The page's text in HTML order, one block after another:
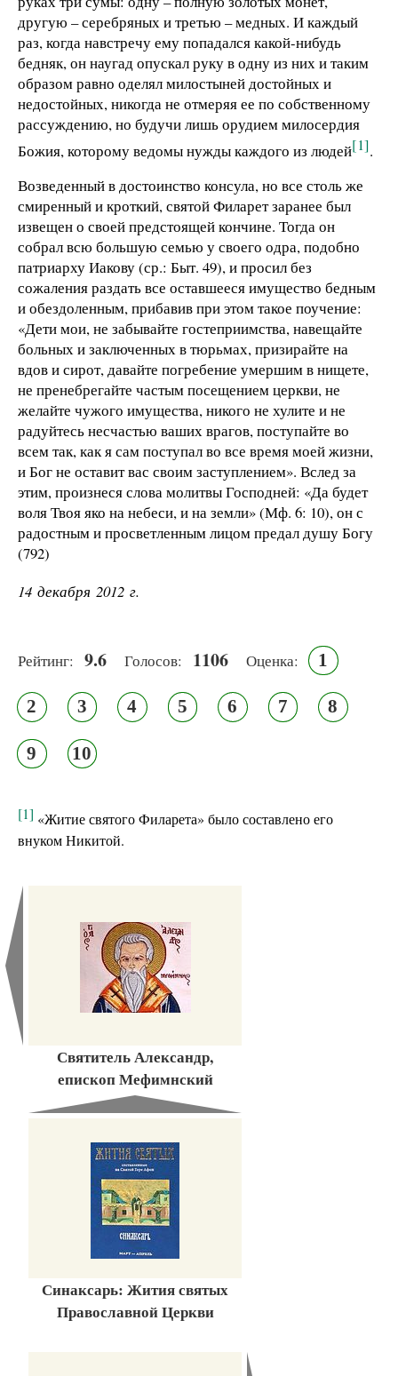
другую – серебряных и третью – медных. И каждый
раз, когда навстречу ему попадался какой-нибудь
бедняк, он наугад опускал руку в одну из них и таким
образом равно оделял милостыней достойных и
недостойных, никогда не отмеряя ее по собственному
рассуждению, но будучи лишь орудием милосердия
Божия, которому ведомы нужды каждого из людей[1].
Возведенный в достоинство консула, но все столь же
смиренный и кроткий, святой Филарет заранее был
извещен о своей предстоящей кончине. Тогда он
собрал всю большую семью у своего одра, подобно
патриарху Иакову (ср.: Быт. 49), и просил без
сожаления раздать все оставшееся имущество бедным
и обездоленным, прибавив при этом такое поучение:
«Дети мои, не забывайте гостеприимства, навещайте
больных и заключенных в тюрьмах, призирайте на
вдов и сирот, давайте погребение умершим в нищете,
не пренебрегайте частым посещением церкви, не
желайте чужого имущества, никого не хулите и не
радуйтесь несчастью ваших врагов, поступайте во
всем так, как я сам поступал во все время моей жизни,
и Бог не оставит вас своим заступлением». Вслед за
этим, произнеся слова молитвы Господней: «Да будет
воля Твоя яко на небеси, и на земли» (Мф. 6: 10), он с
радостным и просветленным лицом предал душу Богу
(792)
14 декабря 2012 г.
Рейтинг: 9.6 Голосов: 1106 Оценка: 1
2 3 4 5 6 7 8
9 10
[1] «Житие святого Филарета» было составлено его
внуком Никитой.
Святитель Александр,
епископ Мефимнский
Синаксарь: Жития святых
Православной Церкви